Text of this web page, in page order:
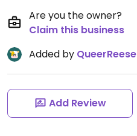
Are you the owner?
Claim this business
Added by QueerReese
Add Review